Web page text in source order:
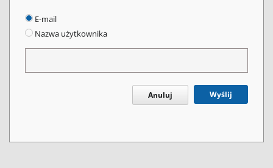
E-mail
Nazwa użytkownika
Anuluj Wyślij